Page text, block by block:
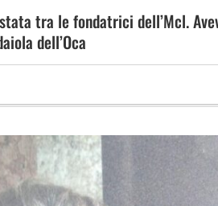
tra le fondatrici dell’Mcl.
dell’Oca